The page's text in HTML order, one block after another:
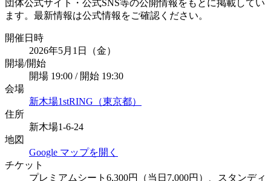
団体公式サイト・公式SNS等の公開情報をもとに掲載してい
ます。最新情報は公式情報をご確認ください。
開催日時
2026年5月1日（金）
開場/開始
開場 19:00 / 開始 19:30
会場
新木場1stRING（東京都）
住所
新木場1-6-24
地図
Google マップを開く
チケット
プレミアムシート6,300円（当日7,000円）、スタンディ